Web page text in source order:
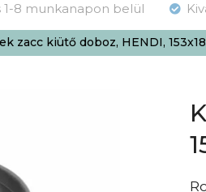
1-8 munkanapon belül
zacc kiütő doboz, HENDI,